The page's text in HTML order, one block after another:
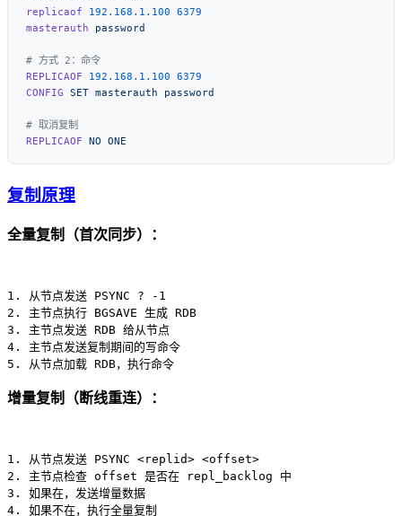
replicaof 192.168.1.100
masterauth
REPLICAOF 192.168.1.100
CONFIG SET masterauth
REPLICAOF NO
复制原理
全量复制（首次同步）：
1. 从节点发送 PSYNC ? -1
2. 主节点执行 BGSAVE 生成 RDB
3. 主节点发送 RDB 给从节点
4. 主节点发送复制期间的写命令
增量复制（断线重连）：
1. 从节点发送 PSYNC <replid> <offset>
2. 主节点检查 offset 是否在 repl_backlog 中
3. 如果在，发送增量数据